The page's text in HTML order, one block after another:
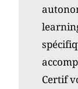
Certif